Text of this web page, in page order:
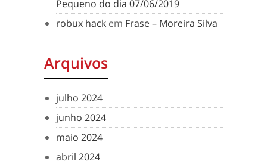
Pequeno do dia 07/06/2019
robux hack em Frase – Moreira Silva
Arquivos
julho 2024
junho 2024
maio 2024
abril 2024